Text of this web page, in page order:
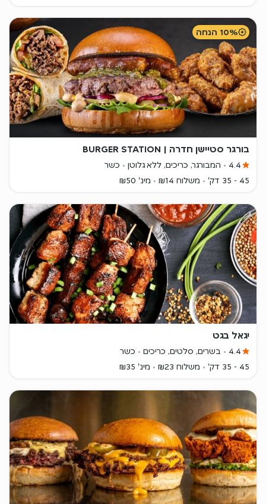
10% הנחה
בורגר סטיישן חדרה | BURGER STATION
4.4 המבורגר, כריכים, ללא גלוטן
כשר
45 - 35 דק'
משלוח ₪14 מינ' ₪50
יגאל בגט
4.4 בשרים, סלטים, כריכים
כשר
45 - 35 דק'
משלוח ₪23 מינ' ₪35